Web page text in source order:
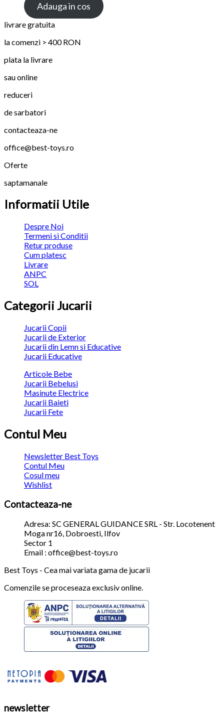
Adauga in cos
livrare gratuita
la comenzi > 400 RON
plata la livrare
sau online
reduceri
de sarbatori
contacteaza-ne
office@best-toys.ro
Oferte
saptamanale
Informatii Utile
Despre Noi
Termeni si Conditii
Retur produse
Cum platesc
Livrare
ANPC
SOL
Categorii Jucarii
Jucarii Copii
Jucarii de Exterior
Jucarii din Lemn si Educative
Jucarii Educative
Articole Bebe
Jucarii Bebelusi
Masinute Electrice
Jucarii Baieti
Jucarii Fete
Contul Meu
Newsletter Best Toys
Contul Meu
Cosul meu
Wishlist
Contacteaza-ne
Adresa: SC GENERAL GUIDANCE SRL - Str. Locotenent
Moga nr16, Dobroesti, Ilfov
Sector 1
Email : office@best-toys.ro
Best Toys - Cea mai variata gama de jucarii
Comenzile se proceseaza exclusiv online.
newsletter